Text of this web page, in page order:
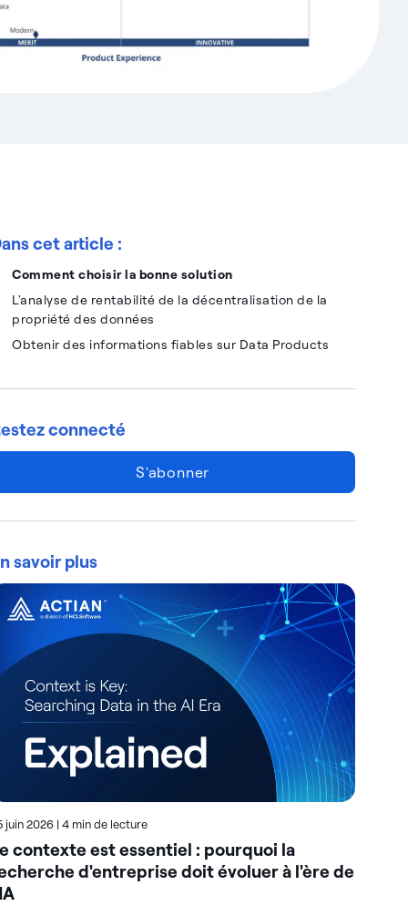
cet article :
Comment choisir la bonne solution
L'analyse de rentabilité de la décentralisation de la
propriété des données
Obtenir des informations fiables sur Data Products
connecté
S'abonner
savoir plus
juin 2026 | 4 min de lecture
contexte est essentiel : pourquoi la
d'entreprise doit évoluer à l'ère de